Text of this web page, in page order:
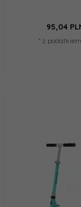
95,04
* z